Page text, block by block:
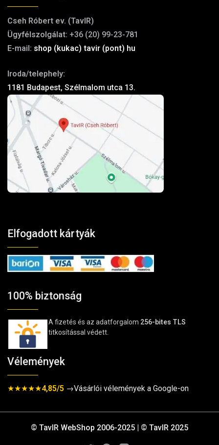
Cseh Róbert ev. (TavIR)
Ügyfélszolgálat: +36 (20) 99-23-781
E-mail: shop (kukac) tavir (pont) hu
Iroda/telephely:
1181 Budapest, Szélmalom utca 13.
Elfogadott kártyák
100% biztonság
A fizetés és az adatforgalom 256-bites TLS
titkosítással védett.
Vélemények
★★★★★4,85/5 →Vásárlói vélemények a Google-on
© TavIR WebShop 2006-2025 | © TavIR 2025